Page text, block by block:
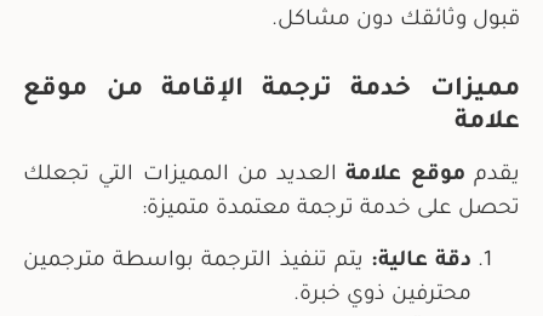
قبول وثائقك دون مشاكل.
مميزات خدمة ترجمة الإقامة من موقع
علامة
يقدم موقع علامةالعديد من المميزات التي تجعلك
تحصل على خدمة ترجمة معتمدة متميزة:
دقة عالية: يتم تنفيذ الترجمة بواسطة مترجمين
محترفين ذوي خبرة.